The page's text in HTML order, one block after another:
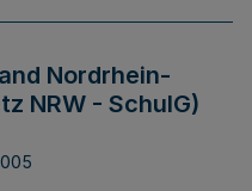
Nordrhein-
NRW - SchulG)